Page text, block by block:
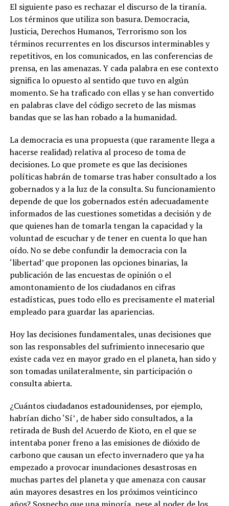
El siguiente paso es rechazar el discurso de la tiranía.
Los términos que utiliza son basura. Democracia,
Justicia, Derechos Humanos, Terrorismo son los
términos recurrentes en los discursos interminables y
repetitivos, en los comunicados, en las conferencias de
prensa, en las amenazas. Y cada palabra en ese contexto
significa lo opuesto al sentido que tuvo en algún
momento. Se ha traficado con ellas y se han convertido
en palabras clave del código secreto de las mismas
bandas que se las han robado a la humanidad.
La democracia es una propuesta (que raramente llega a
hacerse realidad) relativa al proceso de toma de
decisiones. Lo que promete es que las decisiones
políticas habrán de tomarse tras haber consultado a los
gobernados y a la luz de la consulta. Su funcionamiento
depende de que los gobernados estén adecuadamente
informados de las cuestiones sometidas a decisión y de
que quienes han de tomarla tengan la capacidad y la
voluntad de escuchar y de tener en cuenta lo que han
oído. No se debe confundir la democracia con la
‘libertad’ que proponen las opciones binarias, la
publicación de las encuestas de opinión o el
amontonamiento de los ciudadanos en cifras
estadísticas, pues todo ello es precisamente el material
empleado para guardar las apariencias.
Hoy las decisiones fundamentales, unas decisiones que
son las responsables del sufrimiento innecesario que
existe cada vez en mayor grado en el planeta, han sido y
son tomadas unilateralmente, sin participación o
consulta abierta.
¿Cuántos ciudadanos estadounidenses, por ejemplo,
habrían dicho ‘Sí’ , de haber sido consultados, a la
retirada de Bush del Acuerdo de Kioto, en el que se
intentaba poner freno a las emisiones de dióxido de
carbono que causan un efecto invernadero que ya ha
empezado a provocar inundaciones desastrosas en
muchas partes del planeta y que amenaza con causar
aún mayores desastres en los próximos veinticinco